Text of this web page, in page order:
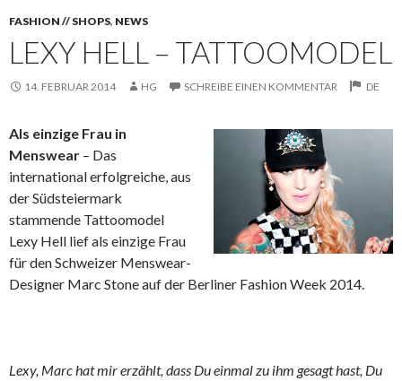
FASHION // SHOPS, NEWS
LEXY HELL – TATTOOMODEL
14. FEBRUAR 2014 HG SCHREIBE EINEN KOMMENTAR DE
Als einzige Frau in
Menswear – Das
international erfolgreiche, aus
der Südsteiermark
stammende Tattoomodel
Lexy Hell lief als einzige Frau
für den Schweizer Menswear-
Designer Marc Stone auf der Berliner Fashion Week 2014.
Lexy, Marc hat mir erzählt, dass Du einmal zu ihm gesagt hast, Du